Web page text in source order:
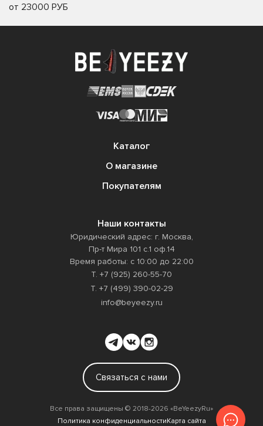
от 23000 РУБ
Каталог
О магазине
Покупателям
Наши контакты
Юридический адрес: г. Москва,
Пр-т Мира 101 с.1 оф.14
Время работы: с 10:00 до 22:00
Т. +7 (925) 260-55-70
Т. +7 (499) 390-02-29
info@beyeezy.ru
Связаться с нами
Все права защищены ©️ 2018-2026 «BeYeezyRu»
Политика конфиденциальностиКарта сайта